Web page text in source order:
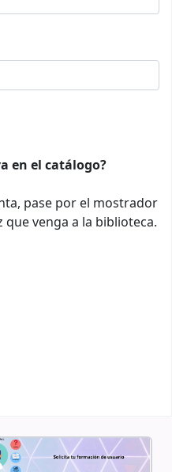
en el catálogo?
pase por el mostrador
venga a la biblioteca.